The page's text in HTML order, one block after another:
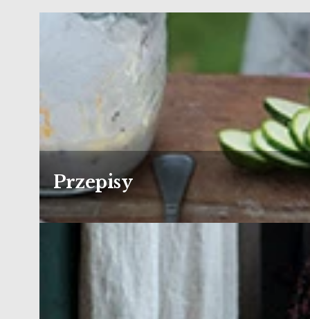
Przepisy